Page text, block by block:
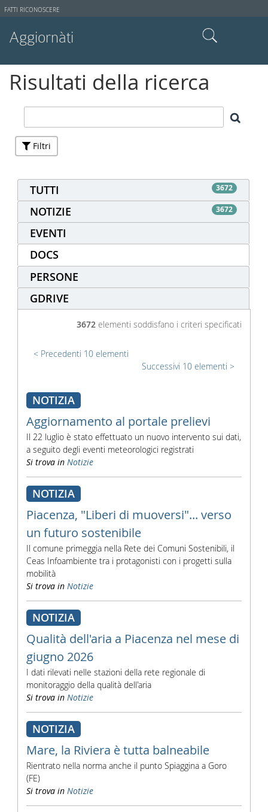
Strumenti
FATTI RICONOSCERE
Aggiornàti
Ricerca avanzata…
Risultati della ricerca
Filtri
TUTTI 3672
NOTIZIE 3672
EVENTI
DOCS
PERSONE
GDRIVE
3672 elementi soddisfano i criteri specificati
Precedenti 10 elementi
Successivi 10 elementi
NOTIZIA
Aggiornamento al portale prelievi
Il 22 luglio è stato effettuato un nuovo intervento sui dati,
a seguito degli eventi meteorologici registrati
Si trova in Notizie
NOTIZIA
Piacenza, "Liberi di muoversi"... verso
un futuro sostenibile
Il comune primeggia nella Rete dei Comuni Sostenibili, il
Ceas Infoambiente tra i protagonisti con i progetti sulla
mobilità
Si trova in Notizie
NOTIZIA
Qualità dell'aria a Piacenza nel mese di
giugno 2026
I dati rilevati nelle stazioni della rete regionale di
monitoraggio della qualità dell'aria
Si trova in Notizie
NOTIZIA
Mare, la Riviera è tutta balneabile
Rientrato nella norma anche il punto Spiaggina a Goro
(FE)
Si trova in Notizie